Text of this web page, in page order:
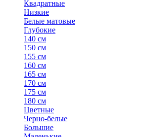
Квадратные
Низкие
Белые матовые
Глубокие
140 см
150 см
155 см
160 см
165 см
170 см
175 см
180 см
Цветные
Черно-белые
Большие